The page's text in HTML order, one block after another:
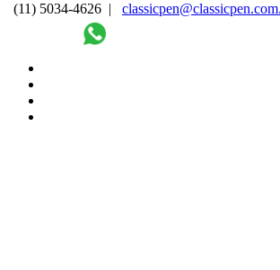
(11) 5034-4626 |